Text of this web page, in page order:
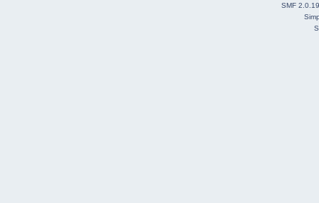
SMF 2.0.19